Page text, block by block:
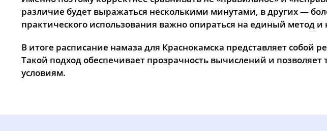
различие будет выражаться несколькими минутами, в других —
практического использования важно опираться на единый метод
В итоге расписание намаза для Краснокамска представляет собой
Такой подход обеспечивает прозрачность вычислений и
условиям.